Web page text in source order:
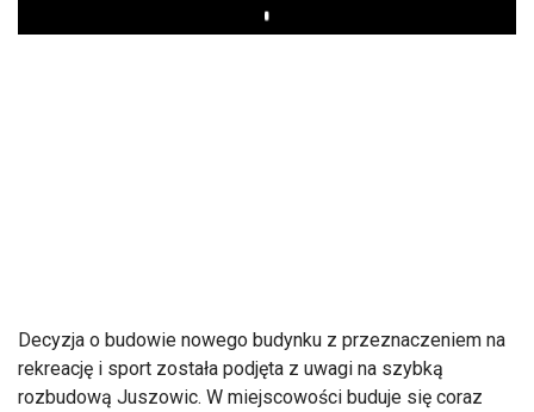
Play
Decyzja o budowie nowego budynku z przeznaczeniem na
rekreację i sport została podjęta z uwagi na szybką
rozbudową Juszowic. W miejscowości buduje się coraz